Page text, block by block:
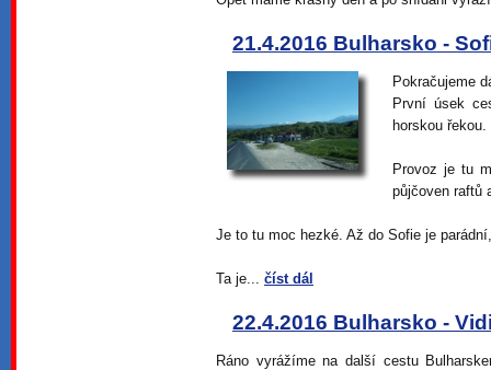
21.4.2016 Bulharsko -
Pokračujeme
První úsek
horskou řekou.
Provoz je tu
půjčoven raftů
Je to tu moc hezké. Až do Sofie je
Ta je... číst dál
22.4.2016 Bulharsko -
Ráno vyrážíme na další cestu